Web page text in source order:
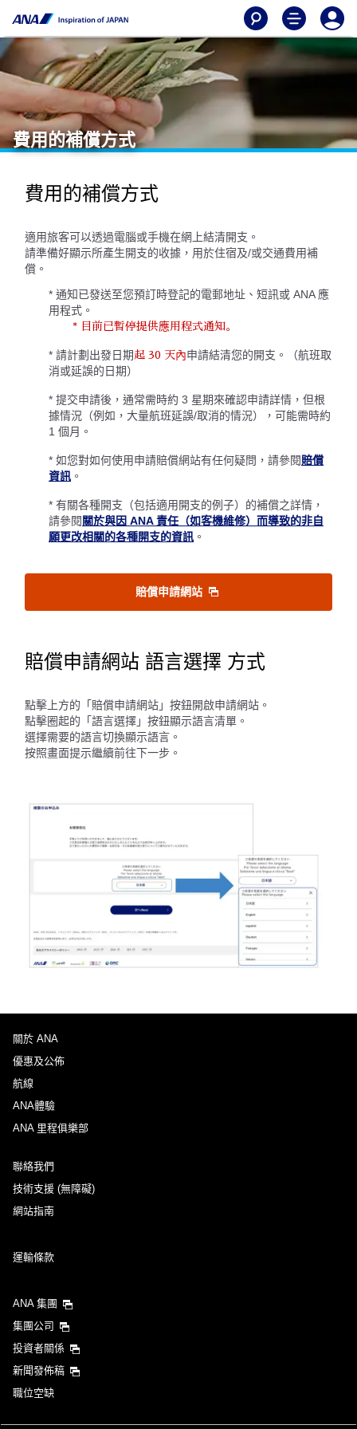
費用的補償方式
費用的補償方式
適用旅客可以透過電腦或手機在網上結清開支。
請準備好顯示所產生開支的收據，用於住宿及/或交通費用補
償。
* 通知已發送至您預訂時登記的電郵地址、短訊或 ANA 應
用程式。
* 目前已暫停提供應用程式通知。
* 請計劃出發日期 起 30 天內申請結清您的開支。（航班取
消或延誤的日期）
* 提交申請後，通常需時約 3 星期來確認申請詳情，但根
據情況（例如，大量航班延誤/取消的情況），可能需時約
1 個月。
* 如您對如何使用申請賠償網站有任何疑問，請參閱賠償
資訊 。
* 有關各種開支（包括適用開支的例子）的補償之詳情，
請參閱 關於與因 ANA 責任（如客機維修）而導致的非自
願更改相關的各種開支的資訊 。
賠償申請網站
賠償申請網站 語言選擇 方式
點擊上方的「賠償申請網站」按鈕開啟申請網站。
點擊圈起的「語言選擇」按鈕顯示語言清單。
選擇需要的語言切換顯示語言。
按照畫面提示繼續前往下一步。
關於 ANA
優惠及公佈
航線
ANA體驗
ANA 里程俱樂部
聯絡我們
技術支援 (無障礙)
網站指南
運輸條款
ANA 集團
集團公司
投資者關係
新聞發佈稿
職位空缺